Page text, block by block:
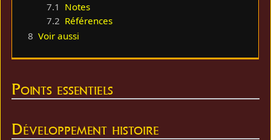
7.1 Notes
7.2 Références
8 Voir aussi
Points essentiels
Développement histoire